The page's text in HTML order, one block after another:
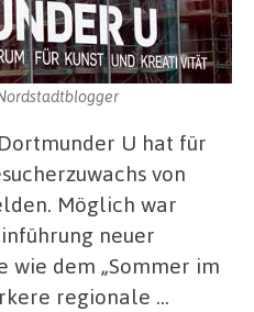
U hat für
von
Möglich war
neuer
dem „Sommer im
regionale …